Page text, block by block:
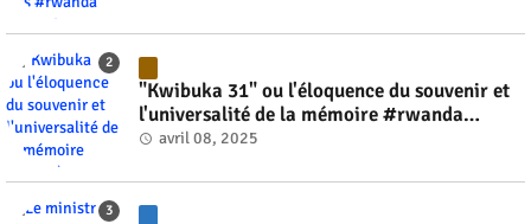
"Kwibuka 31" ou l'éloquence du souvenir et
l'universalité de la mémoire #rwanda
#RwOT
avril 08, 2025